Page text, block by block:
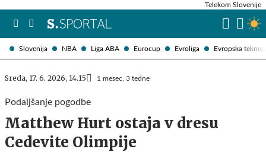
Slovenija NBA Liga ABA Eurocup Evroliga Evropska
Telekom Slovenije
Sreda, 17. 6. 2026, 14.15 1 mesec, 3 tedne
Podaljšanje pogodbe
Matthew Hurt ostaja v dresu
Cedevite Olimpije